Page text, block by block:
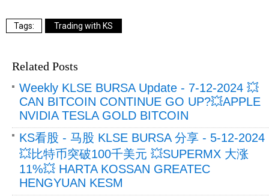
Trading with KS
Related Posts
Weekly KLSE BURSA Update - 7-12-2024 💥
CAN BITCOIN CONTINUE GO UP?💥APPLE
NVIDIA TESLA GOLD BITCOIN
KS看股 - 马股 KLSE BURSA 分享 - 5-12-2024
💥比特币突破100千美元 💥SUPERMX 大涨
11%💥 HARTA KOSSAN GREATEC
HENGYUAN KESM